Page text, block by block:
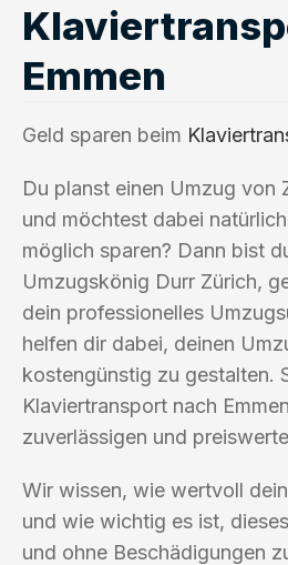
Emmen
Geld sparen beim
Du planst einen Umzug von
und möchtest dabei
möglich sparen? Dann bist
Umzugskönig Durr Zürich,
dein professionelles
helfen dir dabei, deinen
kostengünstig zu gestalten.
Klaviertransport nach
zuverlässigen und
Wir wissen, wie wertvoll
und wie wichtig es ist,
und ohne Beschädigungen